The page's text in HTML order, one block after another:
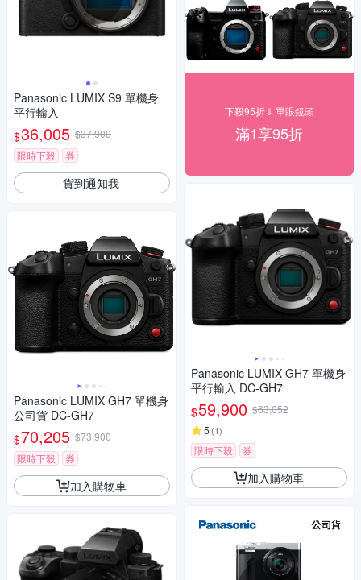
Panasonic LUMIX S9 單機身
平行輸入
$36,005 $37,900
限時下殺
券
貨到通知我
Panasonic LUMIX GH7 單機身
公司貨 DC-GH7
$70,205 $73,900
限時下殺
券
加入購物車
下殺95折⇓ 單眼鏡頭
滿1享95折
Panasonic LUMIX GH7 單機身
平行輸入 DC-GH7
$59,900 $63,052
5 (1)
限時下殺 券
加入購物車